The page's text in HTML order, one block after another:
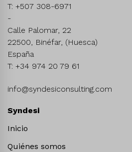
T: +507 308-6971
-
Calle Palomar, 22
22500, Binéfar, (Huesca)
España
T: +34 974 20 79 61
info@syndesiconsulting.com
Syndesi
Inicio
Quiénes somos